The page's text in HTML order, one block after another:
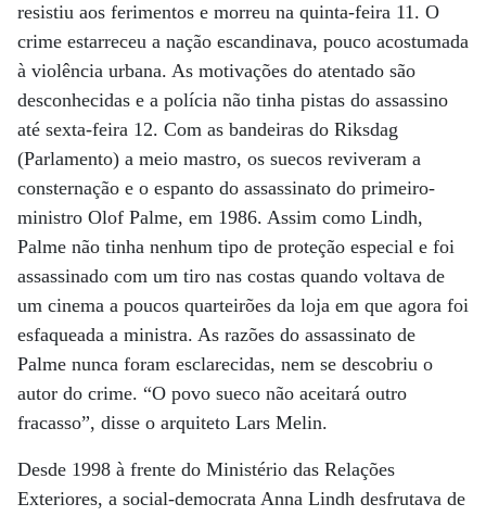
resistiu aos ferimentos e morreu na quinta-feira 11. O
crime estarreceu a nação escandinava, pouco acostumada
à violência urbana. As motivações do atentado são
desconhecidas e a polícia não tinha pistas do assassino
até sexta-feira 12. Com as bandeiras do Riksdag
(Parlamento) a meio mastro, os suecos reviveram a
consternação e o espanto do assassinato do primeiro-
ministro Olof Palme, em 1986. Assim como Lindh,
Palme não tinha nenhum tipo de proteção especial e foi
assassinado com um tiro nas costas quando voltava de
um cinema a poucos quarteirões da loja em que agora foi
esfaqueada a ministra. As razões do assassinato de
Palme nunca foram esclarecidas, nem se descobriu o
autor do crime. “O povo sueco não aceitará outro
fracasso”, disse o arquiteto Lars Melin.
Desde 1998 à frente do Ministério das Relações
Exteriores, a social-democrata Anna Lindh desfrutava de